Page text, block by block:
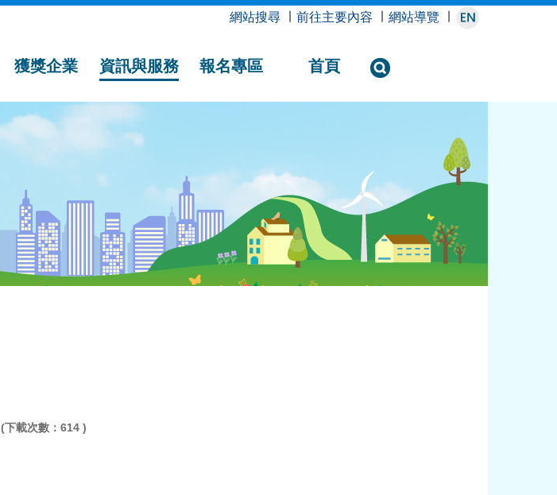
網站搜尋 前往主要內容 網站導覽
獲獎企業 資訊與服務 報名專區 首頁
(下載次數：614 )